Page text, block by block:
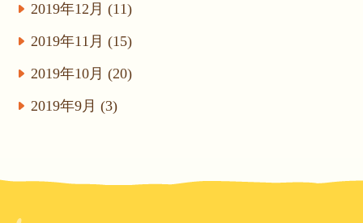
2019年12月 (11)
2019年11月 (15)
2019年10月 (20)
2019年9月 (3)